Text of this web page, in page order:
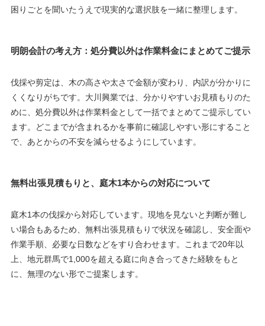
困りごとを聞いたうえで現実的な選択肢を一緒に整理します。
明朗会計の考え方：処分費以外は作業料金にまとめてご提示
伐採や剪定は、木の高さや太さで金額が変わり、内訳が分かりに
くくなりがちです。大川興業では、分かりやすいお見積もりのた
めに、処分費以外は作業料金として一括でまとめてご提示してい
ます。どこまでが含まれるかを事前に確認しやすい形にすること
で、あとからの不安を減らせるようにしています。
無料出張見積もりと、庭木1本からの対応について
庭木1本の伐採から対応しています。現地を見ないと判断が難し
い場合もあるため、無料出張見積もりで状況を確認し、安全面や
作業手順、必要な日数などをすり合わせます。これまで20年以
上、地元群馬で1,000を超える庭に向き合ってきた経験をもと
に、無理のない形でご提案します。